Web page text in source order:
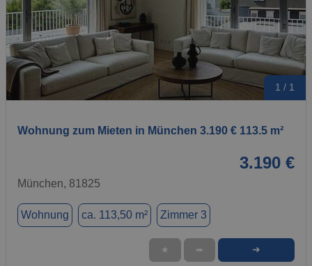
1 / 1
Wohnung zum Mieten in München 3.190 € 113.5 m²
3.190 €
München, 81825
Wohnung ca. 113,50 m² Zimmer 3
★ ➦ ➜